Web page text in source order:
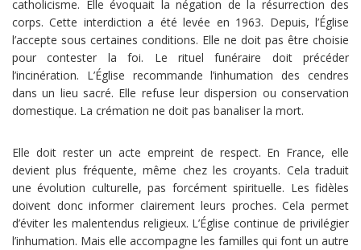
catholicisme. Elle évoquait la négation de la résurrection des
corps. Cette interdiction a été levée en 1963. Depuis, l’Église
l’accepte sous certaines conditions. Elle ne doit pas être choisie
pour contester la foi. Le rituel funéraire doit précéder
l’incinération. L’Église recommande l’inhumation des cendres
dans un lieu sacré. Elle refuse leur dispersion ou conservation
domestique. La crémation ne doit pas banaliser la mort.
Elle doit rester un acte empreint de respect. En France, elle
devient plus fréquente, même chez les croyants. Cela traduit
une évolution culturelle, pas forcément spirituelle. Les fidèles
doivent donc informer clairement leurs proches. Cela permet
d’éviter les malentendus religieux. L’Église continue de privilégier
l’inhumation. Mais elle accompagne les familles qui font un autre